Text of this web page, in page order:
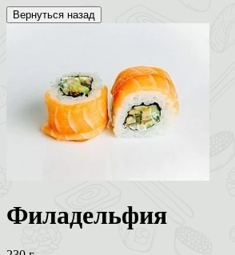
Вернуться назад
Филадельфия